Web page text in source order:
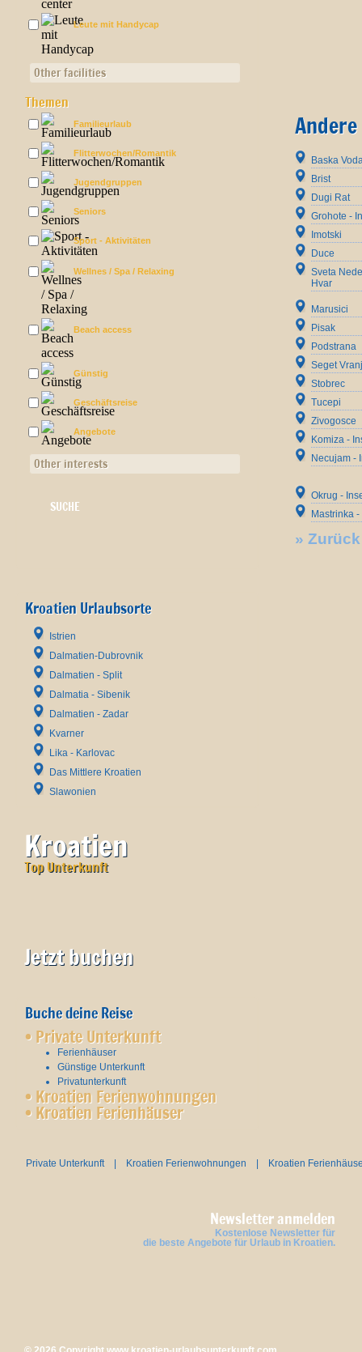
Leute mit Handycap
Other facilities
Themen
Familieurlaub
Flitterwochen/Romantik
Jugendgruppen
Seniors
Sport - Aktivitäten
Wellnes / Spa / Relaxing
Beach access
Günstig
Geschäftsreise
Angebote
Other interests
Kroatien Urlaubsorte
Istrien
Dalmatien-Dubrovnik
Dalmatien - Split
Dalmatia - Sibenik
Dalmatien - Zadar
Kvarner
Lika - Karlovac
Das Mittlere Kroatien
Slawonien
Kroatien
Top Unterkunft
Jetzt buchen
Buche deine Reise
• Private Unterkunft
Ferienhäuser
Günstige Unterkunft
Privatunterkunft
• Kroatien Ferienwohnungen
• Kroatien Ferienhäuser
Baska
Brist
Dugi Rat
Grohote -
Imotski
Duce
Sveta
Hvar
Marusici
Pisak
Podstrana
Seget
Stobrec
Tucepi
Zivogosce
Komiza -
Necujam -
Okrug -
Mastrinka
» Zurück
Private Unterkunft| Kroatien Ferienwohnungen Kroatien
Newsletter anmelden
Kostenlose Newsletter für
die beste Angebote für Urlaub in Kroatien.